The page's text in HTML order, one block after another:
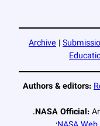
Archive |
Authors & editors:
NASA Official:
.